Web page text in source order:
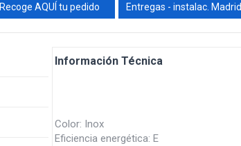
Recoge AQUÍ tu pedido Entregas - instalac. Madrid
Información Técnica
Color: Inox
Eficiencia energética: E